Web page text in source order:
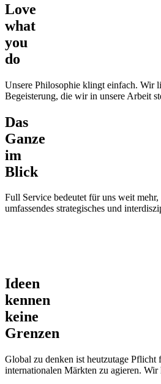
Love
what
you
do
Unsere Philosophie klingt einfach. Wir
Begeisterung, die wir in unsere Arbeit
Das
Ganze
im
Blick
Full Service bedeutet für uns weit
umfassendes strategisches und
Ideen
kennen
keine
Grenzen
Global zu denken ist heutzutage Pflicht
internationalen Märkten zu agieren.